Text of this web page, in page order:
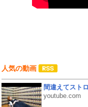
人気の動画
間違えてスト
youtube.com